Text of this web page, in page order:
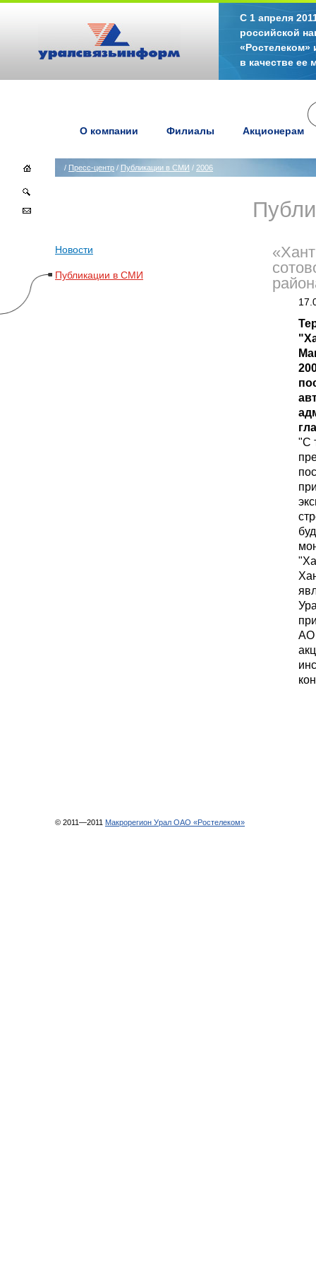
С 1 апреля
российской
«Ростелеком»
в качестве ее
О компании Филиалы Акционерам
/ Пресс-центр / Публикации в СМИ / 2006
Новости
Публикации в СМИ
"С
АО
© 2011—2011 Макрорегион Урал ОАО «Ростелеком»